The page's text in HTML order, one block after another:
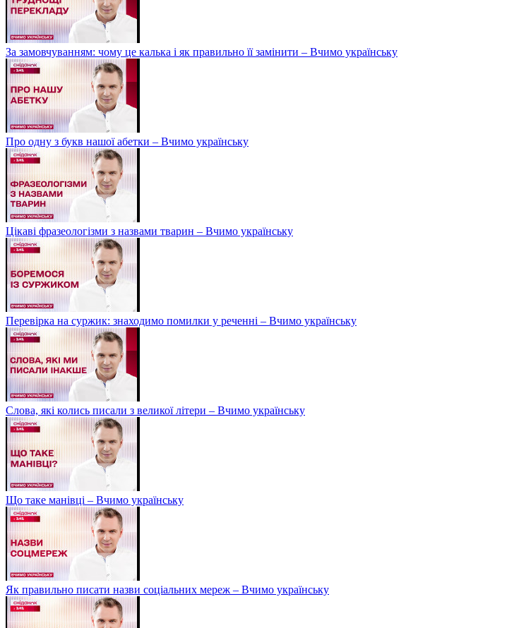
За замовчуванням: чому це калька і як правильно її замінити – Вчимо українську
Про одну з букв нашої абетки – Вчимо українську
Цікаві фразеологізми з назвами тварин – Вчимо українську
Перевірка на суржик: знаходимо помилки у реченні – Вчимо українську
Слова, які колись писали з великої літери – Вчимо українську
Що таке манівці – Вчимо українську
Як правильно писати назви соціальних мереж – Вчимо українську